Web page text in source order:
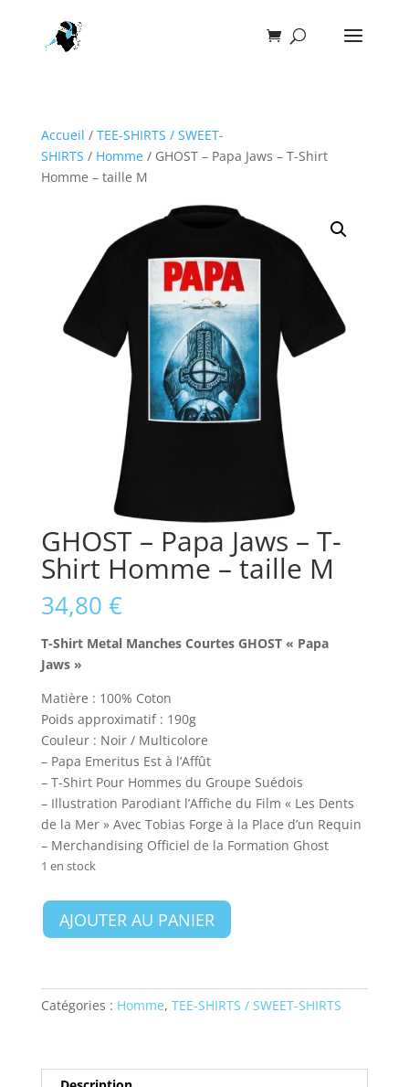
Accueil / TEE-SHIRTS / SWEET-
SHIRTS / Homme/ GHOST – Papa Jaws – T-Shirt
Homme – taille M
GHOST – Papa Jaws – T-
Shirt Homme – taille M
34,80 €
T-Shirt Metal Manches Courtes GHOST « Papa
Jaws »
Matière : 100% Coton
Poids approximatif : 190g
Couleur : Noir / Multicolore
– Papa Emeritus Est à l’Affût
– T-Shirt Pour Hommes du Groupe Suédois
– Illustration Parodiant l’Affiche du Film « Les Dents
de la Mer » Avec Tobias Forge à la Place d’un Requin
– Merchandising Officiel de la Formation Ghost
1 en stock
quantité
de
Papa
Jaws
Shirt
AJOUTER AU PANIER
Catégories : Homme, TEE-SHIRTS / SWEET-SHIRTS